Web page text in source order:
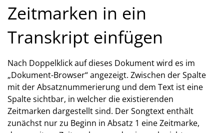
Zeitmarken in ein
Transkript einfügen
Nach Doppelklick auf dieses Dokument wird es im
„Dokument-Browser“ angezeigt. Zwischen der Spalte
mit der Absatznummerierung und dem Text ist eine
Spalte sichtbar, in welcher die existierenden
Zeitmarken dargestellt sind. Der Songtext enthält
zunächst nur zu Beginn in Absatz 1 eine Zeitmarke,